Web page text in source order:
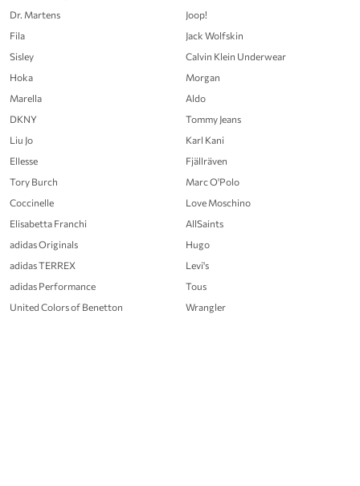
Dr. Martens
Fila
Sisley
Hoka
Marella
DKNY
Liu Jo
Ellesse
Tory Burch
Coccinelle
Elisabetta Franchi
adidas Originals
adidas TERREX
adidas Performance
United Colors of Benetton
Joop!
Jack Wolfskin
Calvin Klein Underwear
Morgan
Aldo
Tommy Jeans
Karl Kani
Fjällräven
Marc O'Polo
Love Moschino
AllSaints
Hugo
Levi's
Tous
Wrangler